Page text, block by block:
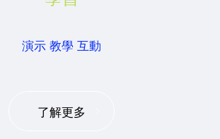
演示 教學 互動
了解更多